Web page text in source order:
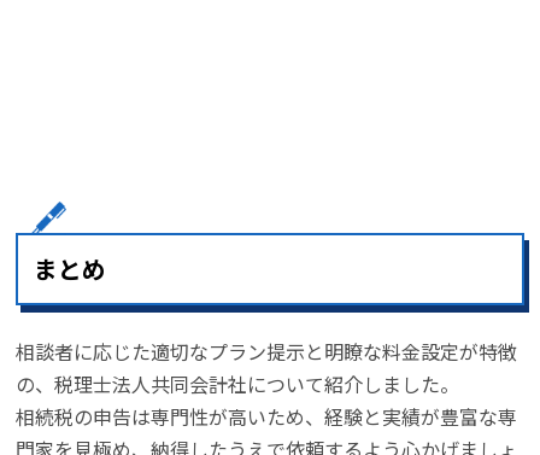
まとめ
相談者に応じた適切なプラン提示と明瞭な料金設定が特徴
の、税理士法人共同会計社について紹介しました。
相続税の申告は専門性が高いため、経験と実績が豊富な専
門家を見極め、納得したうえで依頼するよう心かげましょ